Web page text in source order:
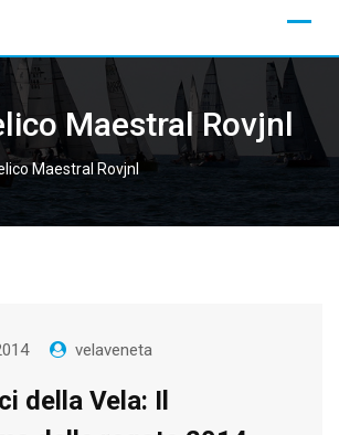
Maestral Rovjnl
Maestral Rovjnl
velaveneta
della Vela: Il